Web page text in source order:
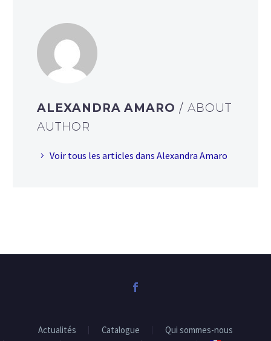
ALEXANDRA AMARO/ ABOUT
AUTHOR
Voir tous les articles dans Alexandra Amaro
Actualités Catalogue
Qui sommes-nous